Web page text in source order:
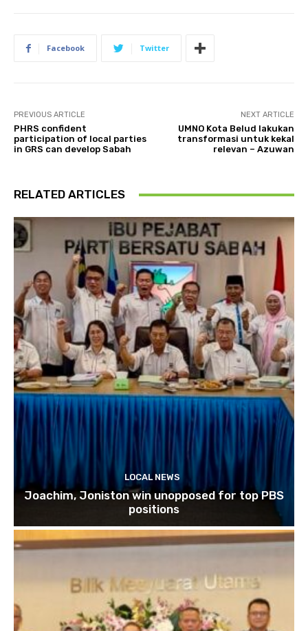
Facebook Twitter
PREVIOUS ARTICLE
PHRS confident
participation of local parties
in GRS can develop Sabah
NEXT ARTICLE
UMNO Kota Belud lakukan
transformasi untuk kekal
relevan – Azuwan
RELATED ARTICLES
LOCAL NEWS
Joachim, Joniston win unopposed for top PBS
positions